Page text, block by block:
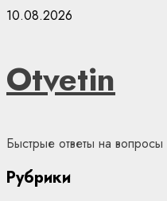
Skip
10.08.2026
Otvetin
Быстрые ответы на вопросы
Рубрики